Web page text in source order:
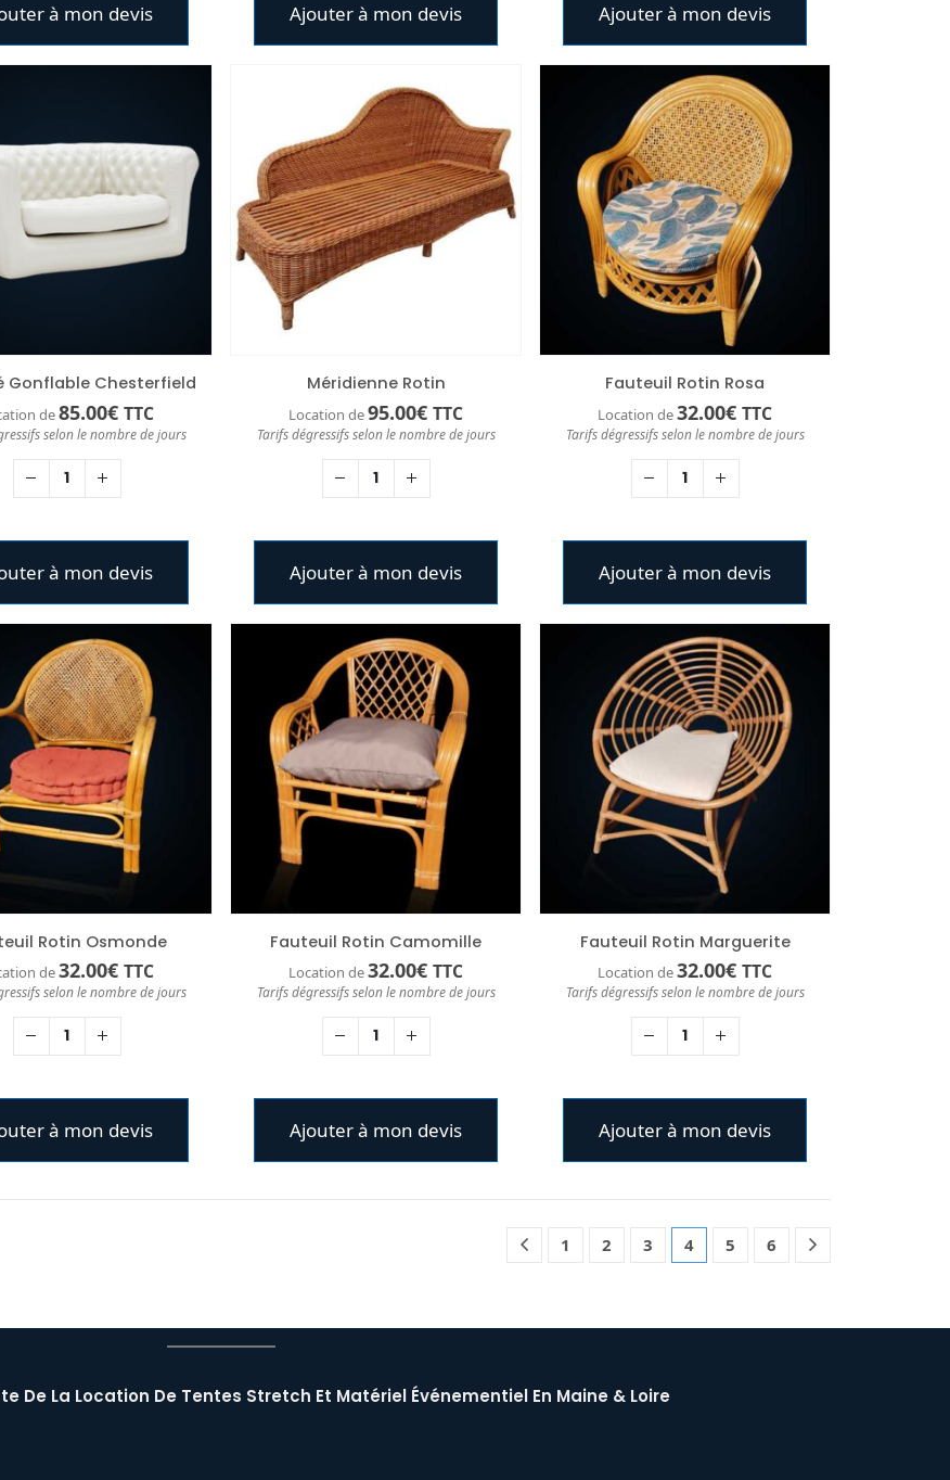
à mon devis Ajouter à mon devis Ajouter à mon devis
Gonflable Chesterfield
de85.00€ TTC
selon le nombre de jours
à mon devis
Méridienne Rotin
Location de95.00€ TTC
Tarifs dégressifs selon le nombre de jours
Ajouter à mon devis
Fauteuil Rotin Rosa
Location de32.00€ TTC
Tarifs dégressifs selon le nombre de jours
Ajouter à mon devis
Rotin Osmonde
de32.00€ TTC
selon le nombre de jours
à mon devis
Fauteuil Rotin Camomille
Location de32.00€ TTC
Tarifs dégressifs selon le nombre de jours
Ajouter à mon devis
Fauteuil Rotin Marguerite
Location de32.00€ TTC
Tarifs dégressifs selon le nombre de jours
Ajouter à mon devis
1 2 3 4 5 6
De La Location De Tentes Stretch Et Matériel Événementiel En Maine & Loire